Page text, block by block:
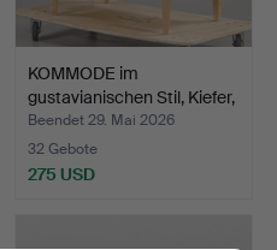
KOMMODE im
gustavianischen Stil, Kiefer,
e…
Beendet 29. Mai 2026
32 Gebote
275 USD